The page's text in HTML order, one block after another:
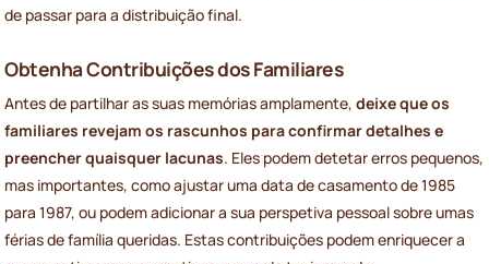
de passar para a distribuição final.
Obtenha Contribuições dos Familiares
Antes de partilhar as suas memórias amplamente, deixe que os
familiares revejam os rascunhos para confirmar detalhes e
preencher quaisquer lacunas. Eles podem detetar erros pequenos,
mas importantes, como ajustar uma data de casamento de 1985
para 1987, ou podem adicionar a sua perspetiva pessoal sobre umas
férias de família queridas. Estas contribuições podem enriquecer a